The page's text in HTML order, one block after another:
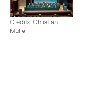
Credits: Christian
Müller